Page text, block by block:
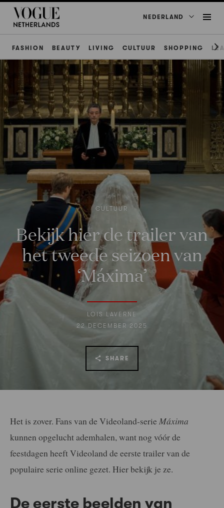
NEDERLAND
FASHION BEAUTY LIVING CULTUUR SHOPPING
CULTUUR
Bekijk hier de trailer van
het tweede seizoen van
‘Máxima’
LOIS LAVERNE
22 DECEMBER 2025
SHARE
Het is zover. Fans van de Videoland-serie Máxima
kunnen opgelucht ademhalen, want nog vóór de
feestdagen heeft Videoland de eerste trailer van de
populaire serie online gezet. Hier bekijk je ze.
De eerste beelden van